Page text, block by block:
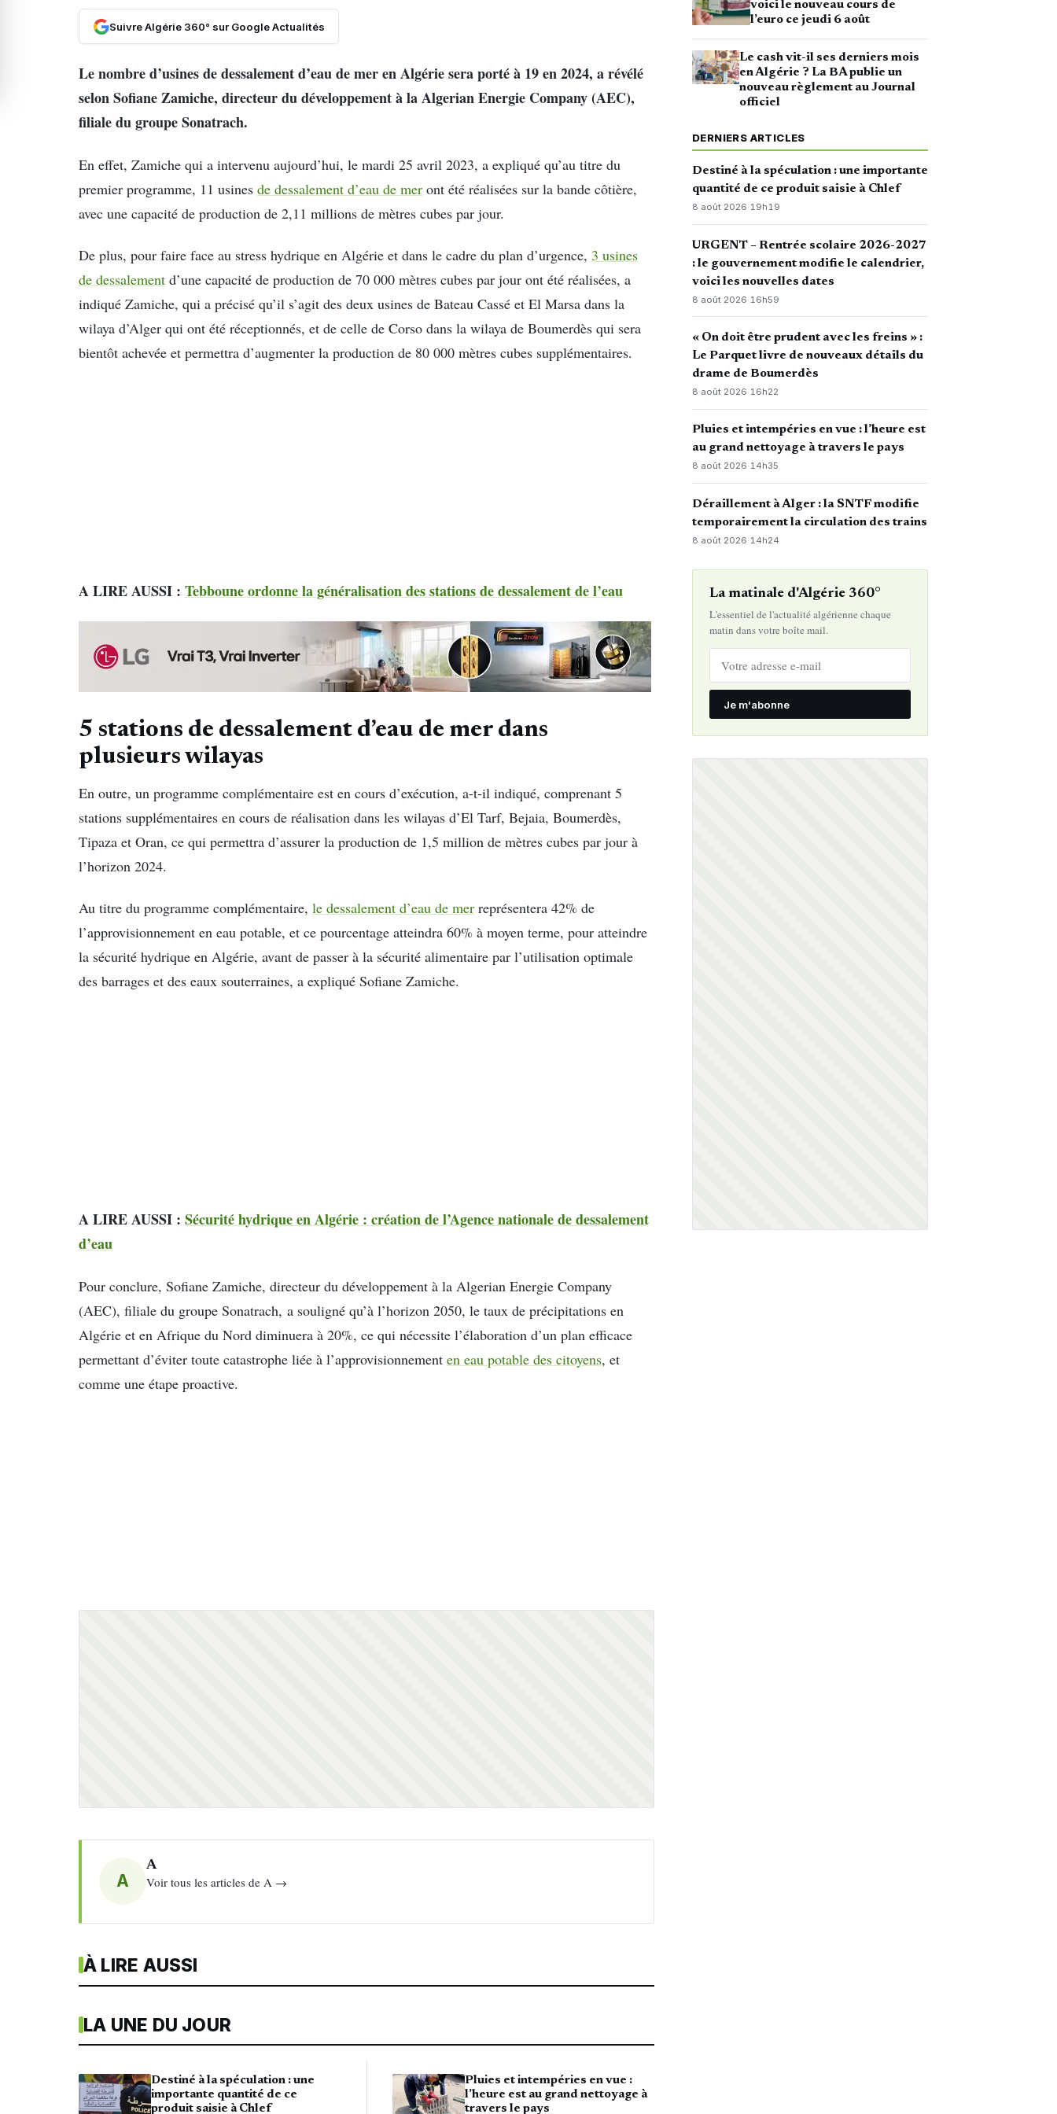
Suivre Algérie 360° sur Google Actualités
Le nombre d’usines de dessalement d’eau de mer en Algérie sera porté à 19 en 2024, a révélé
selon Sofiane Zamiche, directeur du développement à la Algerian Energie Company (AEC),
filiale du groupe Sonatrach.
En effet, Zamiche qui a intervenu aujourd’hui, le mardi 25 avril 2023, a expliqué qu’au titre du
premier programme, 11 usines de dessalement d’eau de mer ont été réalisées sur la bande côtière,
avec une capacité de production de 2,11 millions de mètres cubes par jour.
De plus, pour faire face au stress hydrique en Algérie et dans le cadre du plan d’urgence, 3 usines
de dessalement d’une capacité de production de 70 000 mètres cubes par jour ont été réalisées, a
indiqué Zamiche, qui a précisé qu’il s’agit des deux usines de Bateau Cassé et El Marsa dans la
wilaya d’Alger qui ont été réceptionnés, et de celle de Corso dans la wilaya de Boumerdès qui sera
bientôt achevée et permettra d’augmenter la production de 80 000 mètres cubes supplémentaires.
A LIRE AUSSI : Tebboune ordonne la généralisation des stations de dessalement de l’eau
5 stations de dessalement d’eau de mer dans
plusieurs wilayas
En outre, un programme complémentaire est en cours d’exécution, a-t-il indiqué, comprenant 5
stations supplémentaires en cours de réalisation dans les wilayas d’El Tarf, Bejaia, Boumerdès,
Tipaza et Oran, ce qui permettra d’assurer la production de 1,5 million de mètres cubes par jour à
l’horizon 2024.
Au titre du programme complémentaire, le dessalement d’eau de mer représentera 42% de
l’approvisionnement en eau potable, et ce pourcentage atteindra 60% à moyen terme, pour atteindre
la sécurité hydrique en Algérie, avant de passer à la sécurité alimentaire par l’utilisation optimale
des barrages et des eaux souterraines, a expliqué Sofiane Zamiche.
A LIRE AUSSI : Sécurité hydrique en Algérie : création de l’Agence nationale de dessalement
d’eau
Pour conclure, Sofiane Zamiche, directeur du développement à la Algerian Energie Company
(AEC), filiale du groupe Sonatrach, a souligné qu’à l’horizon 2050, le taux de précipitations en
Algérie et en Afrique du Nord diminuera à 20%, ce qui nécessite l’élaboration d’un plan efficace
permettant d’éviter toute catastrophe liée à l’approvisionnement en eau potable des citoyens, et
comme une étape proactive.
A
A
Voir tous les articles de A →
À LIRE AUSSI
LA UNE DU JOUR
Destiné à la spéculation : une
importante quantité de ce
produit saisie à Chlef
Pluies et intempéries en vue :
l’heure est au grand nettoyage à
travers le pays
voici le nouveau cours de
l’euro ce jeudi 6 août
Le cash vit-il ses derniers mois
en Algérie ? La BA publie un
nouveau règlement au Journal
officiel
DERNIERS ARTICLES
Destiné à la spéculation : une importante
quantité de ce produit saisie à Chlef
8 août 2026·19h19
URGENT – Rentrée scolaire 2026-2027
: le gouvernement modifie le calendrier,
voici les nouvelles dates
8 août 2026· 16h59
« On doit être prudent avec les freins » :
Le Parquet livre de nouveaux détails du
drame de Boumerdès
8 août 2026·16h22
Pluies et intempéries en vue : l’heure est
au grand nettoyage à travers le pays
8 août 2026·14h35
Déraillement à Alger : la SNTF modifie
temporairement la circulation des trains
8 août 2026· 14h24
La matinale d'Algérie 360°
L'essentiel de l'actualité algérienne chaque
matin dans votre boîte mail.
Je m'abonne